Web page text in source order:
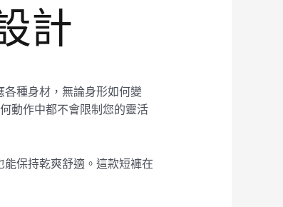
計
種身材，無論身形如何變
動作中都不會限制您的靈活
保持乾爽舒適。這款短褲在